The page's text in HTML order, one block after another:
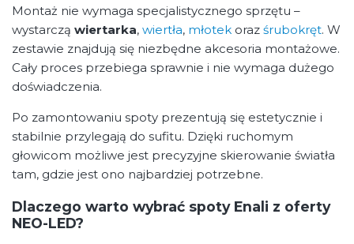
Montaż nie wymaga specjalistycznego sprzętu –
wystarczą wiertarka, wiertła, młotek oraz śrubokręt. W
zestawie znajdują się niezbędne akcesoria montażowe.
Cały proces przebiega sprawnie i nie wymaga dużego
doświadczenia.
Po zamontowaniu spoty prezentują się estetycznie i
stabilnie przylegają do sufitu. Dzięki ruchomym
głowicom możliwe jest precyzyjne skierowanie światła
tam, gdzie jest ono najbardziej potrzebne.
Dlaczego warto wybrać spoty Enali z oferty
NEO-LED?